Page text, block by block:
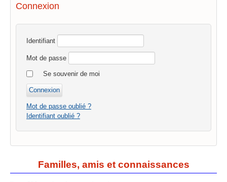
Connexion
Identifiant
Mot de passe
Se souvenir de moi
Mot de passe oublié ?
Identifiant oublié ?
Familles, amis et connaissances